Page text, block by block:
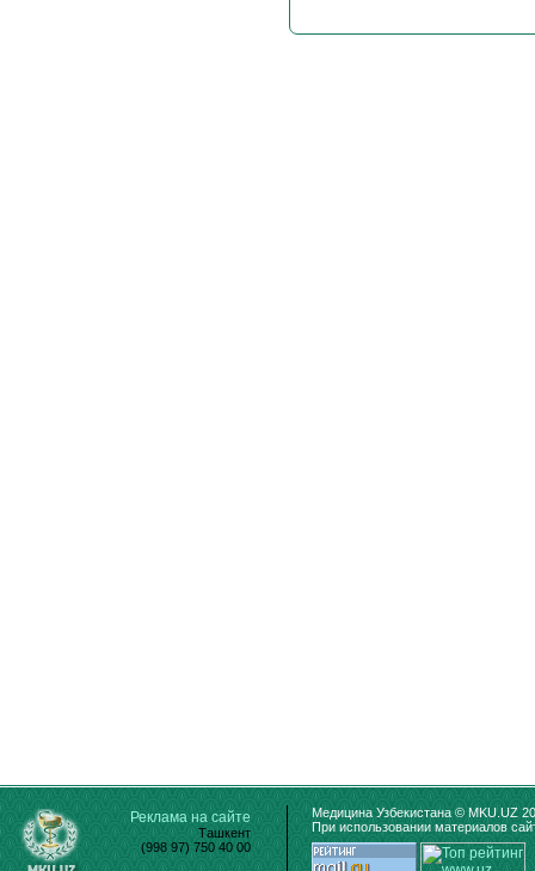
Реклама на сайте
Ташкент
(998 97) 750 40 00
Медицина Узбекистана © MKU.UZ
При использовании материалов